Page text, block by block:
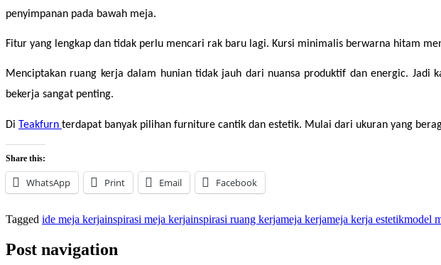
penyimpanan pada bawah meja.
Fitur yang lengkap dan tidak perlu mencari rak baru lagi. Kursi minimalis berwarna hitam
Menciptakan ruang kerja dalam hunian tidak jauh dari nuansa produktif dan energic.
bekerja sangat penting.
Di Teakfurn terdapat banyak pilihan furniture cantik dan estetik. Mulai dari ukuran yang
Share this:
WhatsApp Print Email Facebook
Tagged ide meja kerjainspirasi meja kerjainspirasi ruang kerjameja kerjameja kerja estetikmodel
Post navigation